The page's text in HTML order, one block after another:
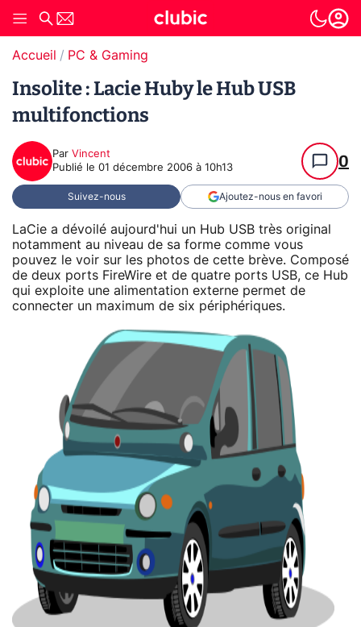
Accueil PC & Gaming
Insolite : Lacie Huby le Hub USB
multifonctions
Par Vincent
Publié le 01 décembre 2006 à 10h13 0
Suivez-nous Ajoutez-nous en favori
LaCie a dévoilé aujourd'hui un Hub USB très original
notamment au niveau de sa forme comme vous
pouvez le voir sur les photos de cette brève. Composé
de deux ports FireWire et de quatre ports USB, ce Hub
qui exploite une alimentation externe permet de
connecter un maximum de six périphériques.